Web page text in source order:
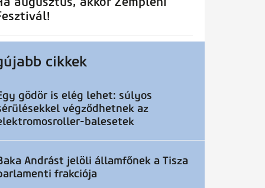
cikkek
gödör is elég lehet: súlyos
végződhetnek az
balesetek
Andrást jelöli államfőnek a Tisza
frakciója